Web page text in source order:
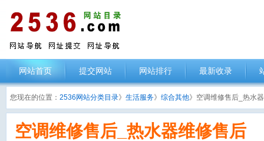
网站首页 提交网站 网站排行 最新收录
您现在的位置： 2536网站分类目录》 生活服务》 综合其他》空调维修售后_热水
空调维修售后_热水器维修售后